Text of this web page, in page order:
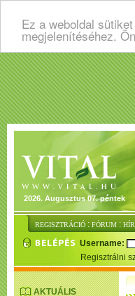
Ez a weboldal
megjelenítéséhez.
2026. Augusztus 07. péntek
REGISZTRÁCIÓ : FÓRUM :
Username:
Regisztrálni
AKTUÁLIS